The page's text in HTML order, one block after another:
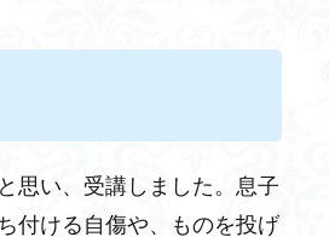
思い、受講しました。息子
付ける自傷や、ものを投げ